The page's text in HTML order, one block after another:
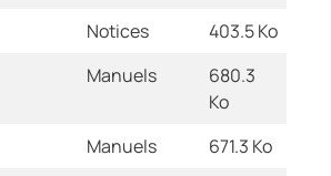
Notices
403.5 Ko
Manuels
680.3
Ko
Manuels
671.3 Ko